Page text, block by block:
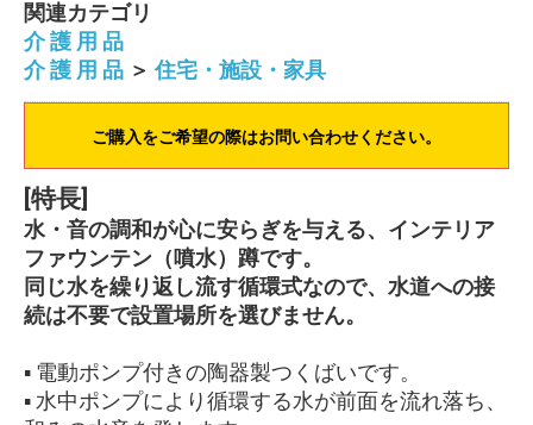
関連カテゴリ
介 護 用 品
介 護 用 品 ＞ 住宅・施設・家具
ご購入をご希望の際はお問い合わせください。
[特長]
水・音の調和が心に安らぎを与える、インテリア
ファウンテン（噴水）蹲です。
同じ水を繰り返し流す循環式なので、水道への接
続は不要で設置場所を選びません。
▪ 電動ポンプ付きの陶器製つくばいです。
▪ 水中ポンプにより循環する水が前面を流れ落ち、